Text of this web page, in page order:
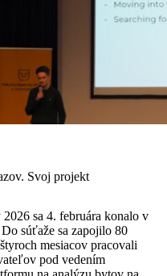
Svoj projekt
sa 4. februára konalo v
súťaže sa zapojilo 80
mesiacov pracovali
pod vedením